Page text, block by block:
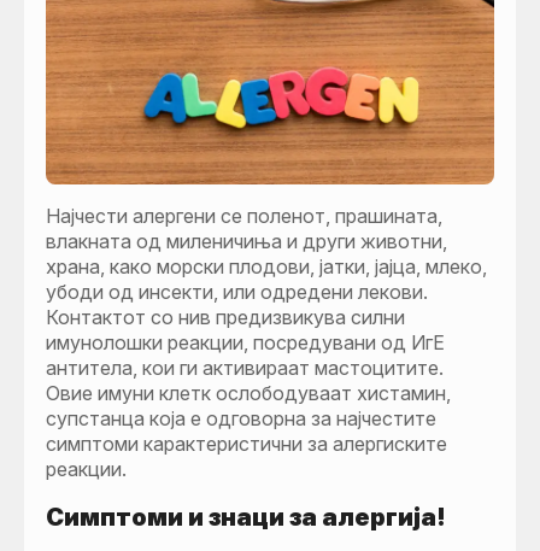
Најчести алергени се поленот, прашината,
влакната од миленичиња и други животни,
храна, како морски плодови, јатки, јајца, млеко,
убоди од инсекти, или одредени лекови.
Контактот со нив предизвикува силни
имунолошки реакции, посредувани од ИгЕ
антитела, кои ги активираат мастоцитите.
Овие имуни клетк ослободуваат хистамин,
супстанца која е одговорна за најчестите
симптоми карактеристични за алергиските
реакции.
Симптоми и знаци за алергија!